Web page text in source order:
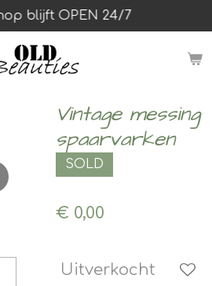
blijft OPEN 24/7
Vintage messing
spaarvarken
SOLD
€ 0,00
Uitverkocht